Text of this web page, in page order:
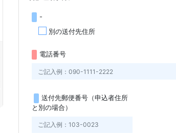
-
別の送付先住所
電話番号
送付先郵便番号（申込者住所
と別の場合）